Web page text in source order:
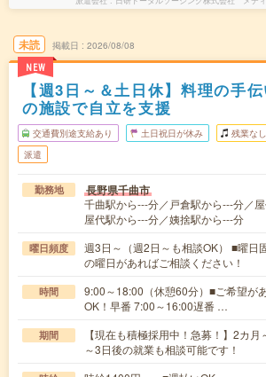
未読
NEW
掲載日 2026/08/08
【週3日～＆土日休】料理の手
の施設で自立を支援
交通費別途支給あり 土日祝日が休み 残業なし
派遣
勤務地 長野県千曲市
千曲駅から---分／戸倉駅から---分／
屋代駅から---分／姨捨駅から---分
曜日頻度
週3日～（週2日～も相談OK） ■曜日
の曜日があればご相談ください！
時間
9:00～18:00（休憩60分）■ご希望が
OK！早番 7:00～16:00遅番 …
期間
【現在も積極採用中！急募！】2カ
～3日後の就業も相談可能です！